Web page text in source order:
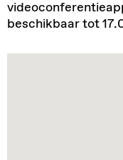
beschikbaar tot